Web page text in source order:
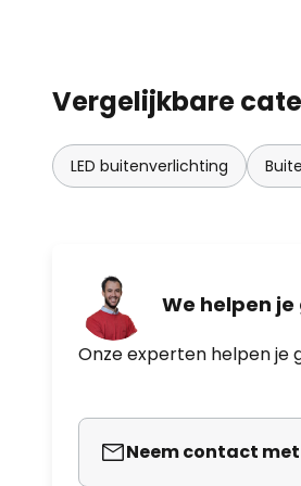
Vergelijkbare
LED buitenverlichting
We helpen
Onze experten helpen je
Neem contact